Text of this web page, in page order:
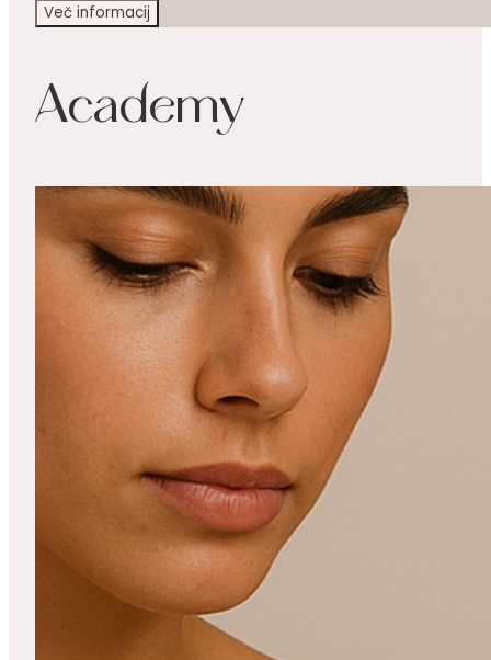
Več informacij
Academy